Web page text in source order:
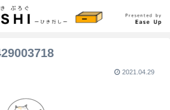
2021.04.29